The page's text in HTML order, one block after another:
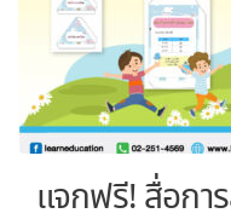
แจกฟรี! สื่อกา